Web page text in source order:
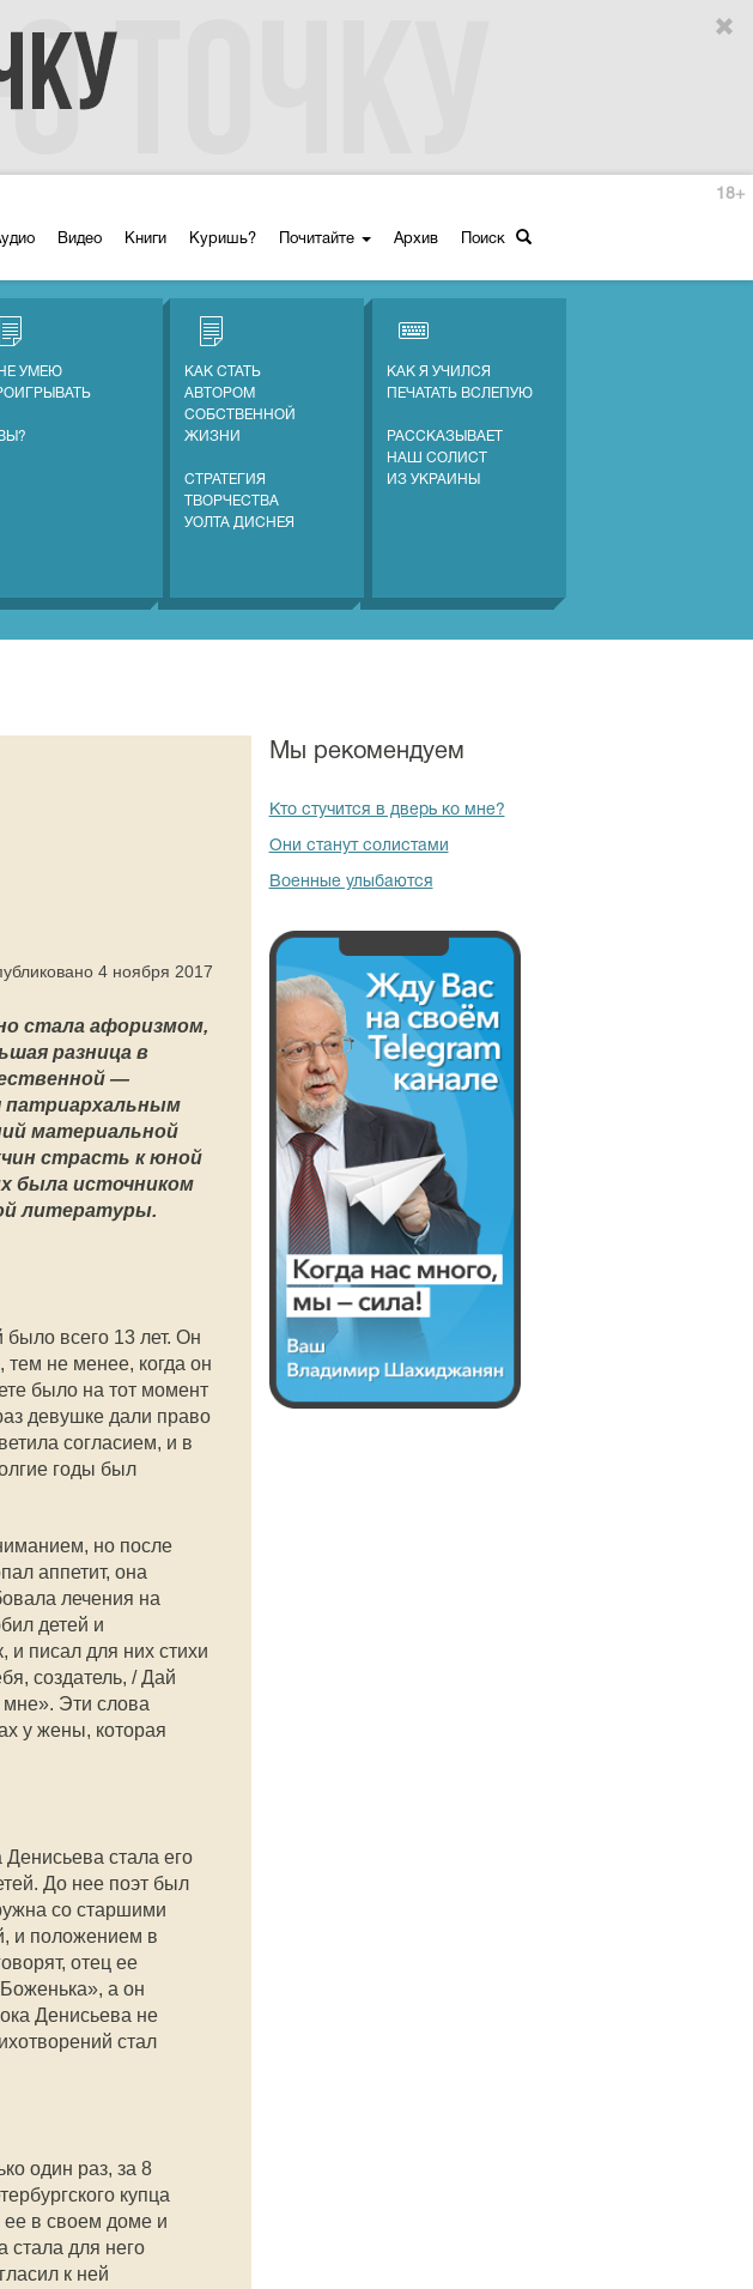
Видео Книги Куришь? Почитайте Архив Поиск
18+
УМЕЮ
КАК СТАТЬ
АВТОРОМ
СОБСТВЕННОЙ
ЖИЗНИ
СТРАТЕГИЯ
ТВОРЧЕСТВА
УОЛТА ДИСНЕЯ
КАК Я УЧИЛСЯ
ПЕЧАТАТЬ ВСЛЕПУЮ
РАССКАЗЫВАЕТ
НАШ СОЛИСТ
ИЗ УКРАИНЫ
4 ноября 2017
стала афоризмом,
разница в
—
патриархальным
материальной
страсть к юной
была источником
литературы.
всего 13 лет. Он
тем не менее, когда он
было на тот момент
девушке дали право
согласием, и в
годы был
но после
аппетит, она
лечения на
детей и
и писал для них стихи
создатель, / Дай
Эти слова
у жены, которая
стала его
До нее поэт был
со старшими
и положением в
отец ее
а он
Денисьева не
стал
один раз, за 8
купца
ее в своем доме и
стала для него
к ней
Мы рекомендуем
Кто стучится в дверь ко мне?
Они станут солистами
Военные улыбаются